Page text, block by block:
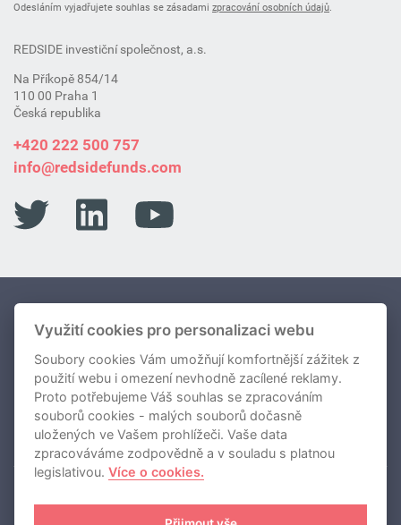
Odesláním vyjadřujete souhlas se zásadami zpracování osobních údajů.
REDSIDE investiční společnost, a.s.
Na Příkopě 854/14
110 00 Praha 1
Česká republika
+420 222 500 757
info@redsidefunds.com
Portfolio Fondů
O nás
Novinky
Kontakty
REDSIDE investiční společnost, a.s.
Využití cookies pro personalizaci webu
Soubory cookies Vám umožňují komfortnější zážitek z
použití webu i omezení nevhodně zacílené reklamy.
Proto potřebujeme Váš souhlas se zpracováním
souborů cookies - malých souborů dočasně
uložených ve Vašem prohlížeči. Vaše data
zpracováváme zodpovědně a v souladu s platnou
legislativou.Více o cookies.